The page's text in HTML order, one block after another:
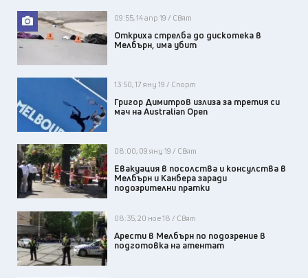
09:55, 14 апр 19 / Свят
Откриха стрелба до дискотека в
Мелбърн, има убит
13:50, 17 яну 19 / Спорт
Григор Димитров излиза за третия си
мач на Australian Open
08:00, 09 яну 19 / Свят
Евакуация в посолства и консулства в
Мелбърн и Канбера заради
подозрителни пратки
08:35, 20 ное 18 / Свят
Арести в Мелбърн по подозрение в
подготовка на атентат